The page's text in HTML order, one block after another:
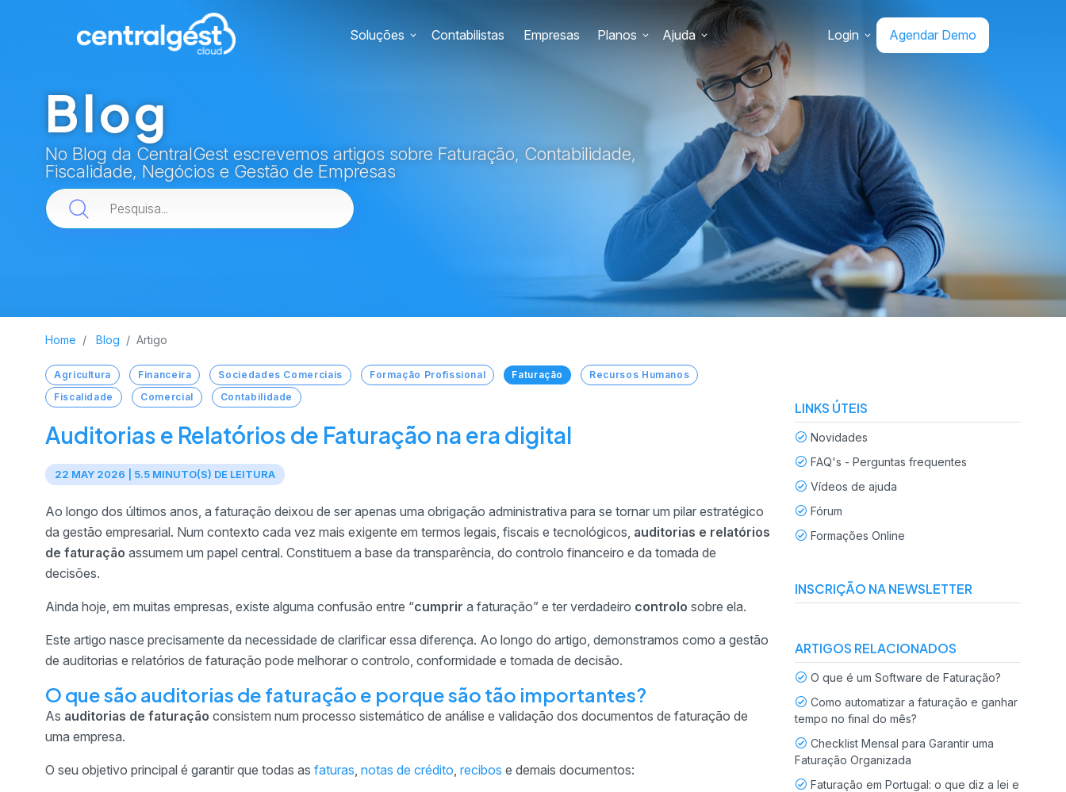
Soluções Contabilistas Empresas Planos Ajuda Login Agendar Demo
Blog
No Blog da CentralGest escrevemos artigos sobre Faturação, Contabilidade,
Fiscalidade, Negócios e Gestão de Empresas
Home Blog Artigo
Agricultura Financeira Sociedades Comerciais Formação Profissional Faturação
Recursos Humanos
Fiscalidade
Comercial Contabilidade
Auditorias e Relatórios de Faturação na era digital
22 MAY 2026 | 5.5 MINUTO(S) DE LEITURA
Ao longo dos últimos anos, a faturação deixou de ser apenas uma obrigação administrativa para se tornar um pilar estratégico
da gestão empresarial. Num contexto cada vez mais exigente em termos legais, fiscais e tecnológicos, auditorias e relatórios
de faturação assumem um papel central. Constituem a base da transparência, do controlo financeiro e da tomada de
decisões.
Ainda hoje, em muitas empresas, existe alguma confusão entre “cumprir a faturação” e ter verdadeiro controlo sobre ela.
Este artigo nasce precisamente da necessidade de clarificar essa diferença. Ao longo do artigo, demonstramos como a gestão
de auditorias e relatórios de faturação pode melhorar o controlo, conformidade e tomada de decisão.
O que são auditorias de faturação e porque são tão importantes?
As auditorias de faturação consistem num processo sistemático de análise e validação dos documentos de faturação de
uma empresa.
O seu objetivo principal é garantir que todas as faturas, notas de crédito, recibos e demais documentos:
LINKS ÚTEIS
Novidades
FAQ's - Perguntas frequentes
Vídeos de ajuda
Fórum
Formações Online
INSCRIÇÃO NA NEWSLETTER
ARTIGOS RELACIONADOS
O que é um Software de Faturação?
Como automatizar a faturação e ganhar
tempo no final do mês?
Checklist Mensal para Garantir uma
Faturação Organizada
Faturação em Portugal: o que diz a lei e